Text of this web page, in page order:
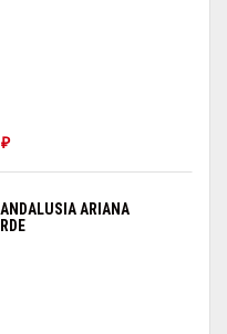
₽
ARIANA